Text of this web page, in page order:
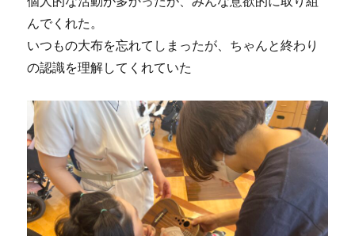
んでくれた。
いつもの大布を忘れてしまったが、ちゃんと終わり
の認識を理解してくれていた